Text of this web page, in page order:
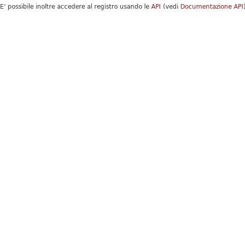
E' possibile inoltre accedere al registro usando le API (vedi Documentazione API